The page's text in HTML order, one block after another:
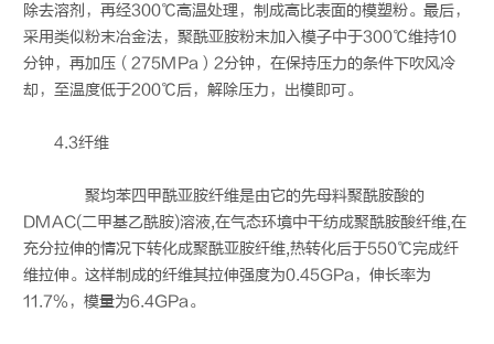
除去溶剂，再经300℃高温处理，制成高比表面的模塑粉。最后，
采用类似粉末冶金法，聚酰亚胺粉末加入模子中于300℃维持10
分钟，再加压（275MPa）2分钟，在保持压力的条件下吹风冷
却，至温度低于200℃后，解除压力，出模即可。
4.3纤维
聚均苯四甲酰亚胺纤维是由它的先母料聚酰胺酸的
DMAC(二甲基乙酰胺)溶液,在气态环境中干纺成聚酰胺酸纤维,在
充分拉伸的情况下转化成聚酰亚胺纤维,热转化后于550℃完成纤
维拉伸。这样制成的纤维其拉伸强度为0.45GPa，伸长率为
11.7%，模量为6.4GPa。